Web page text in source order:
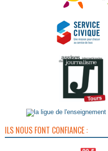
ILS NOUS FONT CONFIANCE :